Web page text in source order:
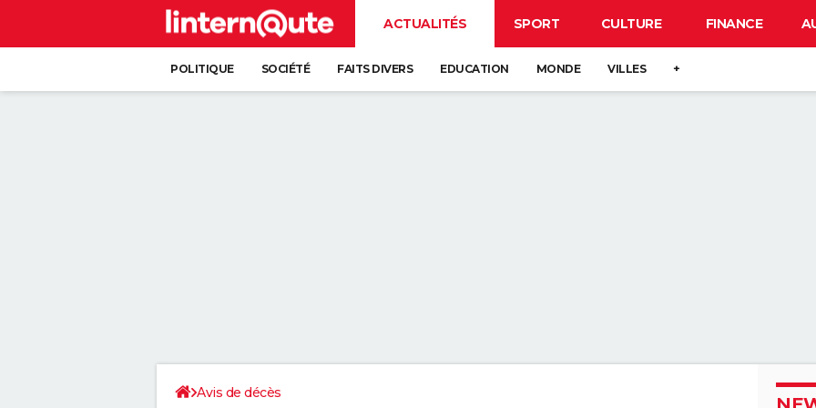
ACTUALITÉS SPORT CULTURE FINANCE
POLITIQUE SOCIÉTÉ FAITS DIVERS EDUCATION MONDE VILLES +
Avis de décès